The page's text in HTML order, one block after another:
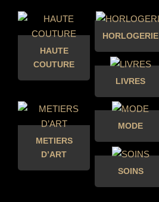
HAUTE
COUTURE
HORLOGERIE
LIVRES
METIERS
D’ART
MODE
SOINS